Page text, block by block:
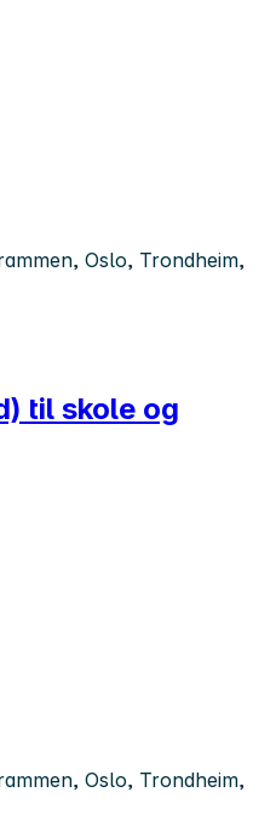
Oslo, Trondheim,
til skole og
Oslo, Trondheim,